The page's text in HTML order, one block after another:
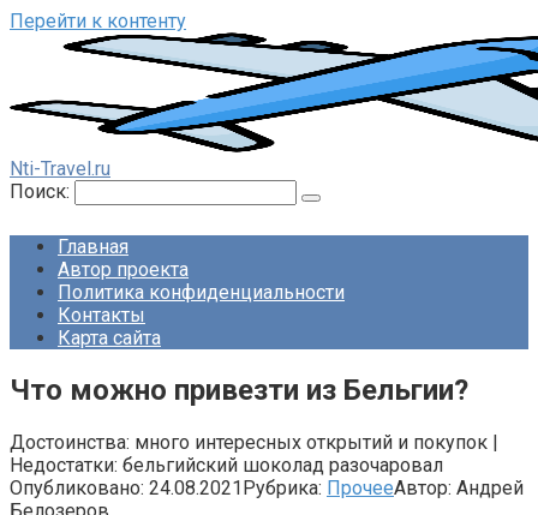
Перейти к контенту
Nti-Travel.ru
Поиск:
Главная
Автор проекта
Политика конфиденциальности
Контакты
Карта сайта
Что можно привезти из Бельгии?
Достоинства: много интересных открытий и покупок |
Недостатки: бельгийский шоколад разочаровал
Опубликовано: 24.08.2021Рубрика: ПрочееАвтор: Андрей